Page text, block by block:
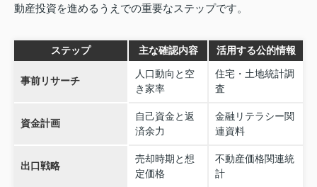
動産投資を進めるうえでの重要なステップです。
ステップ 主な確認内容 活用する公的情報
事前リサーチ
人口動向と空
き家率
住宅・土地統計調
査
資金計画
自己資金と返
済余力
金融リテラシー関
連資料
出口戦略
売却時期と想
定価格
不動産価格関連統
計